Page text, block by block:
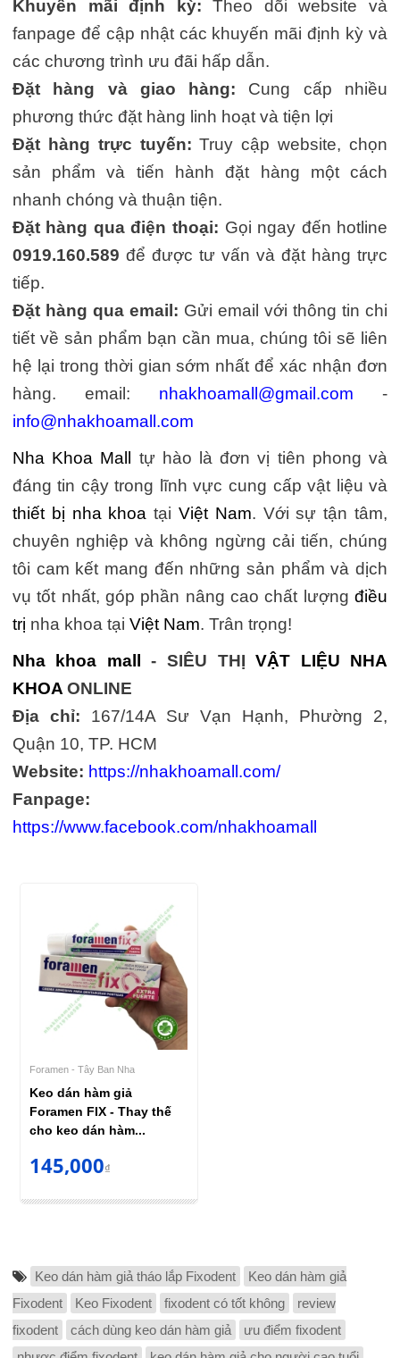
Khuyến mãi định kỳ: Theo dõi website và
fanpage để cập nhật các khuyến mãi định kỳ và
các chương trình ưu đãi hấp dẫn.
Đặt hàng và giao hàng: Cung cấp nhiều
phương thức đặt hàng linh hoạt và tiện lợi
Đặt hàng trực tuyến: Truy cập website, chọn
sản phẩm và tiến hành đặt hàng một cách
nhanh chóng và thuận tiện.
Đặt hàng qua điện thoại: Gọi ngay đến hotline
0919.160.589 để được tư vấn và đặt hàng trực
tiếp.
Đặt hàng qua email: Gửi email với thông tin chi
tiết về sản phẩm bạn cần mua, chúng tôi sẽ liên
hệ lại trong thời gian sớm nhất để xác nhận đơn
hàng. email: nhakhoamall@gmail.com -
info@nhakhoamall.com
Nha Khoa Mall
tự hào là đơn vị tiên phong và
đáng tin cậy trong lĩnh vực cung cấp vật liệu và
thiết bị nha khoa tạiViệt Nam. Với sự tận tâm,
chuyên nghiệp và không ngừng cải tiến, chúng
tôi cam kết mang đến những sản phẩm và dịch
vụ tốt nhất, góp phần nâng cao chất lượngđiều
trị nha khoa tại Việt Nam. Trân trọng!
Nha khoa mall
- SIÊU THỊVẬT LIỆU NHA
KHOAONLINE
Địa chỉ: 167/14A Sư Vạn Hạnh, Phường 2,
Quận 10, TP. HCM
Website: https://nhakhoamall.com/
Fanpage:
https://www.facebook.com/nhakhoamall
Foramen - Tây Ban Nha
Keo dán hàm giả
Foramen FIX - Thay thế
cho keo dán hàm...
145,000₫
Keo dán hàm giả tháo lắp Fixodent
Keo dán hàm giả
Fixodent
Keo Fixodent fixodent có tốt không
review
fixodent
cách dùng keo dán hàm giả
ưu điểm fixodent